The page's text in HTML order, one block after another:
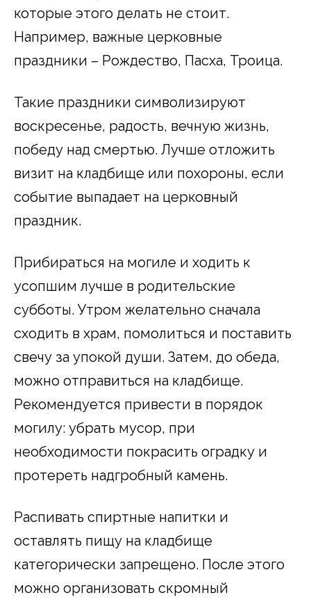
которые этого делать не стоит.
Например, важные церковные
праздники – Рождество, Пасха, Троица.
Такие праздники символизируют
воскресенье, радость, вечную жизнь,
победу над смертью. Лучше отложить
визит на кладбище или похороны, если
событие выпадает на церковный
праздник.
Прибираться на могиле и ходить к
усопшим лучше в родительские
субботы. Утром желательно сначала
сходить в храм, помолиться и поставить
свечу за упокой души. Затем, до обеда,
можно отправиться на кладбище.
Рекомендуется привести в порядок
могилу: убрать мусор, при
необходимости покрасить оградку и
протереть надгробный камень.
Распивать спиртные напитки и
оставлять пищу на кладбище
категорически запрещено. После этого
можно организовать скромный